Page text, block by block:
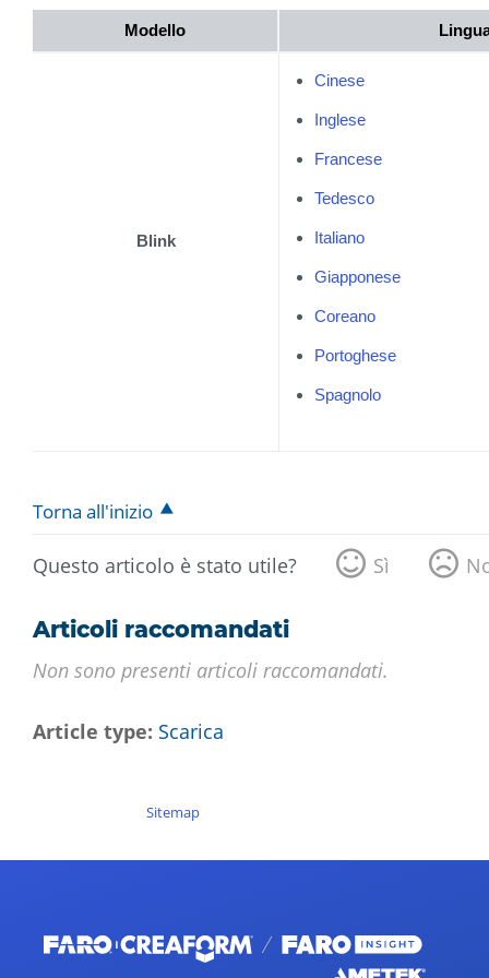
Modello
Blink
Cinese
Inglese
Francese
Tedesco
Italiano
Giapponese
Coreano
Portoghese
Spagnolo
Torna all'inizio
Questo articolo è stato utile? Sì
Articoli raccomandati
Non sono presenti articoli raccomandati.
Article type Scarica
Sitemap